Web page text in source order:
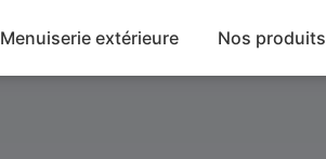
Menuiserie extérieure Nos produits